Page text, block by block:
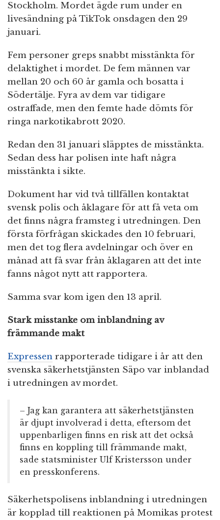
Stockholm. Mordet ägde rum under en
livesändning på TikTok onsdagen den 29
januari.
Fem personer greps snabbt misstänkta för
delaktighet i mordet. De fem männen var
mellan 20 och 60 år gamla och bosatta i
Södertälje. Fyra av dem var tidigare
ostraffade, men den femte hade dömts för
ringa narkotikabrott 2020.
Redan den 31 januari släpptes de misstänkta.
Sedan dess har polisen inte haft några
misstänkta i sikte.
Dokument har vid två tillfällen kontaktat
svensk polis och åklagare för att få veta om
det finns några framsteg i utredningen. Den
första förfrågan skickades den 10 februari,
men det tog flera avdelningar och över en
månad att få svar från åklagaren att det inte
fanns något nytt att rapportera.
Samma svar kom igen den 13 april.
Stark misstanke om inblandning av
främmande makt
Expressen rapporterade tidigare i år att den
svenska säkerhetstjänsten Säpo var inblandad
i utredningen av mordet.
– Jag kan garantera att säkerhetstjänsten
är djupt involverad i detta, eftersom det
uppenbarligen finns en risk att det också
finns en koppling till främmande makt,
sade statsminister Ulf Kristersson under
en presskonferens.
Säkerhetspolisens inblandning i utredningen
är kopplad till reaktionen på Momikas protest